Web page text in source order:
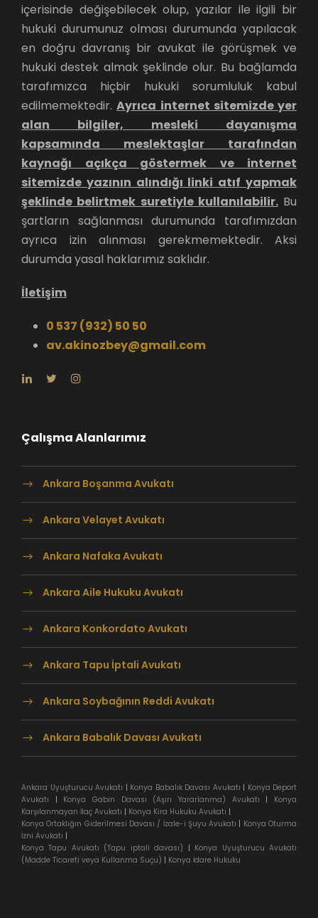
içerisinde değişebilecek olup, yazılar ile ilgili bir
hukuki durumunuz olması durumunda yapılacak
en doğru davranış bir avukat ile görüşmek ve
hukuki destek almak şeklinde olur. Bu bağlamda
tarafımızca hiçbir hukuki sorumluluk kabul
edilmemektedir.Ayrıca internet sitemizde yer
alan bilgiler, mesleki dayanışma
kapsamında meslektaşlar tarafından
kaynağı açıkça göstermek ve internet
sitemizde yazının alındığı linki atıf yapmak
şeklinde belirtmek suretiyle kullanılabilir.Bu
şartların sağlanması durumunda tarafımızdan
ayrıca izin alınması gerekmemektedir. Aksi
durumda yasal haklarımız saklıdır.
İletişim
0 537 (932) 50 50
av.akinozbey@gmail.com
Çalışma Alanlarımız
Ankara Boşanma Avukatı
Ankara Velayet Avukatı
Ankara Nafaka Avukatı
Ankara Aile Hukuku Avukatı
Ankara Konkordato Avukatı
Ankara Tapu İptali Avukatı
Ankara Soybağının Reddi Avukatı
Ankara Babalık Davası Avukatı
Ankara Uyuşturucu Avukatı | Konya Babalık Davası Avukatı | Konya Deport
Avukatı | Konya Gabin Davası (Aşırı Yararlanma) Avukatı | Konya
Karşılanmayan İlaç Avukatı | Konya Kira Hukuku Avukatı |
Konya Ortaklığın Giderilmesi Davası / İzale-i Şuyu Avukatı | Konya Oturma
İzni Avukatı |
Konya Tapu Avukatı (Tapu iptali davası) | Konya Uyuşturucu Avukatı
(Madde Ticareti veya Kullanma Suçu) | Konya İdare Hukuku